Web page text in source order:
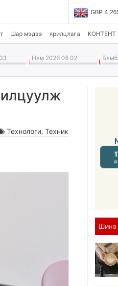
GBP 4,265.69₮
Шар мэдээ ярилцлага КОНТЕНТ
Ням 2026 08 02
Технологи,Техник
Шинэ